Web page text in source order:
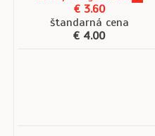
€ 3.60
štandarná cena
€ 4.00